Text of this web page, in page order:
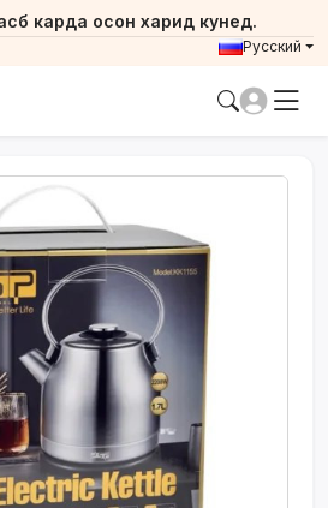
карда осон харид кунед.
Русский